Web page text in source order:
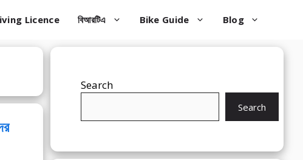
Licence বিআরটিএ Bike Guide Blog
Search
Search